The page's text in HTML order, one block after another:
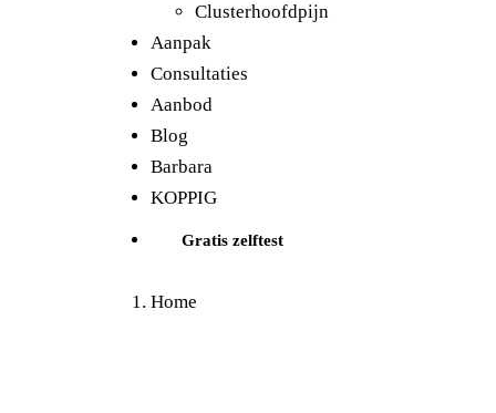
Clusterhoofdpijn
Aanpak
Consultaties
Aanbod
Blog
Barbara
KOPPIG
Gratis zelftest
Home